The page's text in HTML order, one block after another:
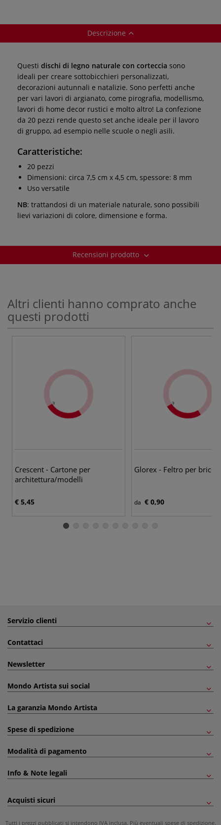
Descrizione
Questi dischi di legno naturale con corteccia sono
ideali per creare sottobicchieri personalizzati,
decorazioni autunnali e natalizie. Sono perfetti anche
per vari lavori di argianato, come pirografia, modellismo,
lavori di home decor rustici e molto altro! La confezione
da 20 pezzi rende questo set anche ideale per il lavoro
di gruppo, ad esempio nelle scuole o negli asili.
Caratteristiche:
20 pezzi
Dimensioni: circa 7,5 cm x 4,5 cm, spessore: 8 mm
Uso versatile
NB: trattandosi di un materiale naturale, sono possibili
lievi variazioni di colore, dimensione e forma.
Recensioni prodotto
Altri clienti hanno comprato anche
questi prodotti
Crescent - Cartone per
architettura/modelli
€ 5,45
Glorex - Feltro per
da € 0,90
Servizio clienti
Contattaci
Newsletter
Mondo Artista sui social
La garanzia Mondo Artista
Spese di spedizione
Modalità di pagamento
Info & Note legali
Acquisti sicuri
Tutti i prezzi pubblicati si intendono IVA inclusa. Più eventuali spese di spedizione.